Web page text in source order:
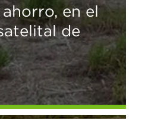
en el
de